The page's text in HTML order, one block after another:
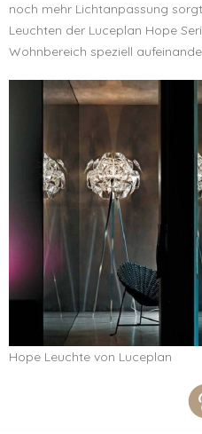
noch mehr Lichtanpassung
Leuchten der Luceplan Hope
Wohnbereich speziell
Hope Leuchte von Luceplan